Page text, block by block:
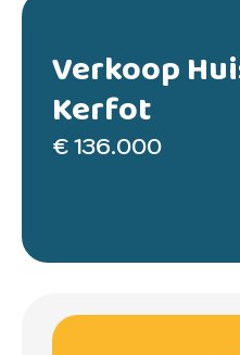
Verkoop
Kerfot
€ 136.000